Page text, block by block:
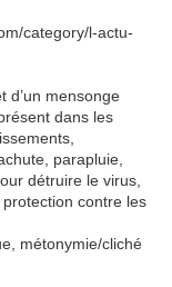
category/l-actu-
d’un mensonge
dans les
parapluie,
détruire le virus,
contre les
métonymie/cliché